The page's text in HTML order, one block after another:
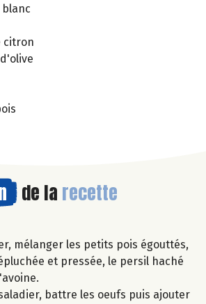
blanc
citron
de la recette
mélanger les petits pois égouttés,
et pressée, le persil haché
battre les oeufs puis ajouter